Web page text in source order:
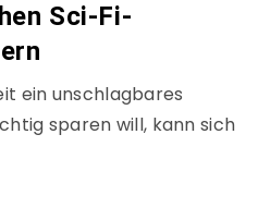
Sci-Fi-
ein unschlagbares
sparen will, kann sich